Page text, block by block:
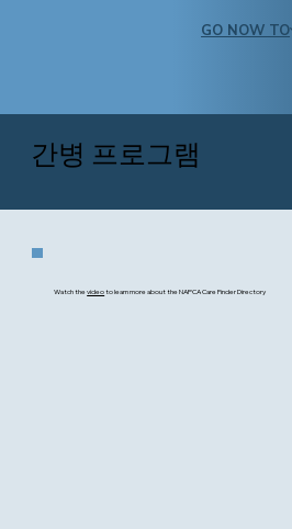
GO NOW TO
​간병 프로그램
Watch thevideoto learn more about the NAPCA Care Finder Directory